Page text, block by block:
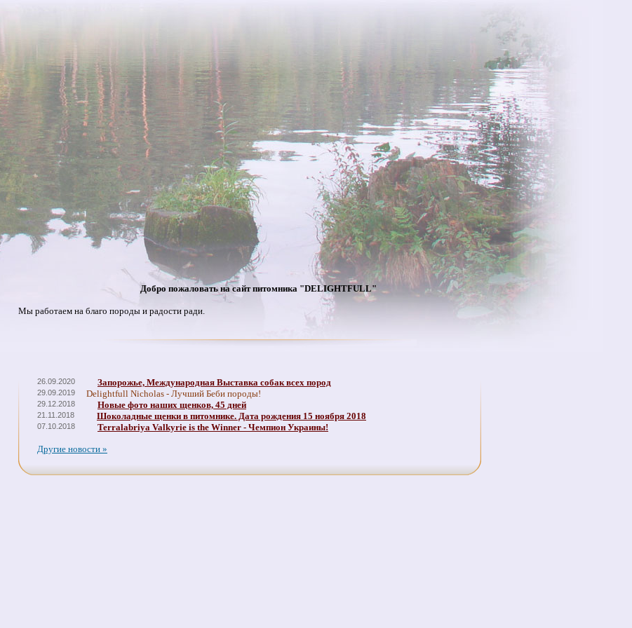
Добро пожаловать на сайт питомника "DELIGHTFULL"
Мы работаем на благо породы и радости ради.
26.09.2020 Запорожье, Международная Выставка собак всех пород
29.09.2019 Delightfull Nicholas - Лучший Беби породы!
29.12.2018 Новые фото наших щенков, 45 дней
21.11.2018 Шоколадные щенки в питомнике. Дата рождения 15 ноября 2018
07.10.2018 Terralabriya Valkyrie is the Winner - Чемпион Украины!
Другие новости »